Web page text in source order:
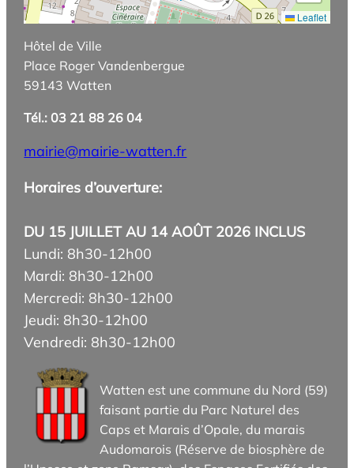
Leaflet
Hôtel de Ville
Place Roger Vandenbergue
59143 Watten
Tél.: 03 21 88 26 04
mairie@mairie-watten.fr
Horaires d’ouverture:
DU 15 JUILLET AU 14 AOÛT 2026 INCLUS
Lundi: 8h30-12h00
Mardi: 8h30-12h00
Mercredi: 8h30-12h00
Jeudi: 8h30-12h00
Vendredi: 8h30-12h00
Watten est une commune du Nord (59)
faisant partie du Parc Naturel des
Caps et Marais d’Opale, du marais
Audomarois (Réserve de biosphère de